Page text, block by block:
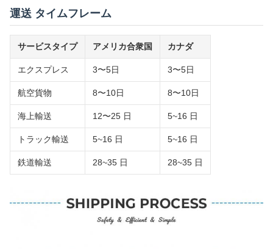
運送 タイムフレーム
サービスタイプ アメリカ合衆国 カナダ
エクスプレス 3〜5日 3〜5日
航空貨物 8〜10日 8〜10日
海上輸送 12〜25 日 5~16 日
トラック輸送 5~16 日 5~16 日
鉄道輸送 28~35 日 28~35 日